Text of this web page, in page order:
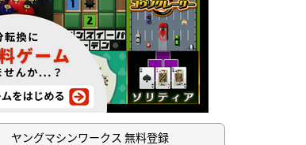
ヤングマシンワークス 無料登録